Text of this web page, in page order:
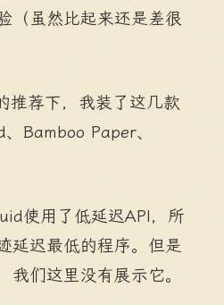
（虽然比起来还是差很
推荐下，我装了这几款
Bamboo Paper、
使用了低延迟API，所
延迟最低的程序。但是
我们这里没有展示它。